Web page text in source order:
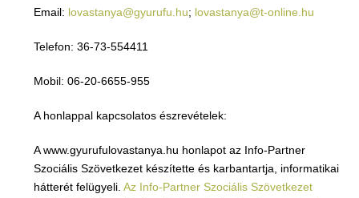
Email: lovastanya@gyurufu.hu; lovastanya@t-online.hu
Telefon: 36-73-554411
Mobil: 06-20-6655-955
A honlappal kapcsolatos észrevételek:
A www.gyurufulovastanya.hu honlapot az Info-Partner
Szociális Szövetkezet készítette és karbantartja, informatikai
hátterét felügyeli. Az Info-Partner Szociális Szövetkezet